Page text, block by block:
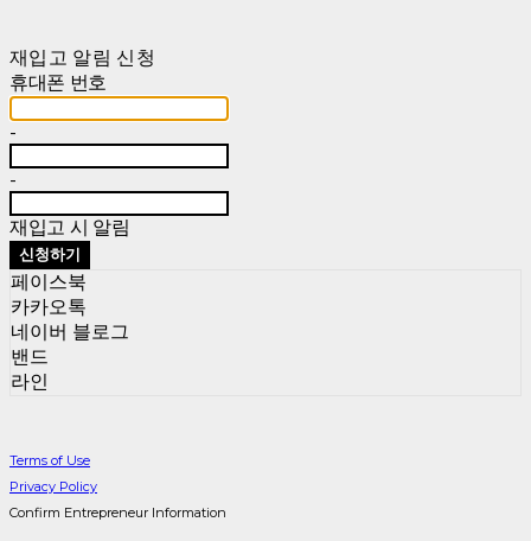
재입고 알림 신청
휴대폰 번호
-
-
재입고 시 알림
신청하기
페이스북
카카오톡
네이버 블로그
밴드
라인
Terms of Use
Privacy Policy
Confirm Entrepreneur Information